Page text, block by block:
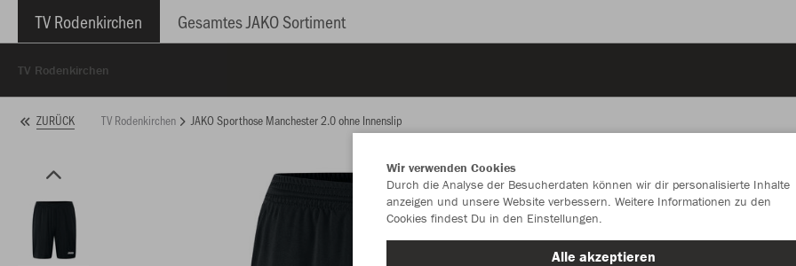
TV Rodenkirchen Gesamtes JAKO Sortiment
TV Rodenkirchen
ZURÜCK TV Rodenkirchen JAKO Sporthose Manchester 2.0 ohne Innenslip
Wir verwenden Cookies
Durch die Analyse der Besucherdaten können wir dir personalisierte Inhalte
anzeigen und unsere Website verbessern. Weitere Informationen zu den
Cookies findest Du in den Einstellungen.
Alle akzeptieren